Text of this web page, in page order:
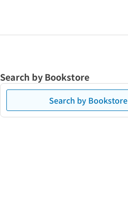
Search by Bookstore
Search by Bookstore